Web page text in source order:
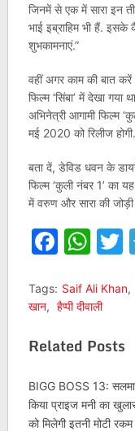
जिनमें से एक में सारा इन
भाई इब्राहिम भी हैं. इसके
शुभकामनाएं.”
वहीं अगर काम की बात करें
फिल्म ‘सिंबा’ में देखा गया
अभिनेत्री आगामी फिल्म
मई 2020 को रिलीज होगी.
बता दें, डेविड धवन के
फिल्म ‘कुली नंबर 1’ का
में वरुण और सारा की
Tags: Saif Ali Khan,
खान, हैप्पी दीवाली
Related Posts
BIGG BOSS 13:
किया प्राइज मनी का
को मिलेगी इतनी मोटी रकम